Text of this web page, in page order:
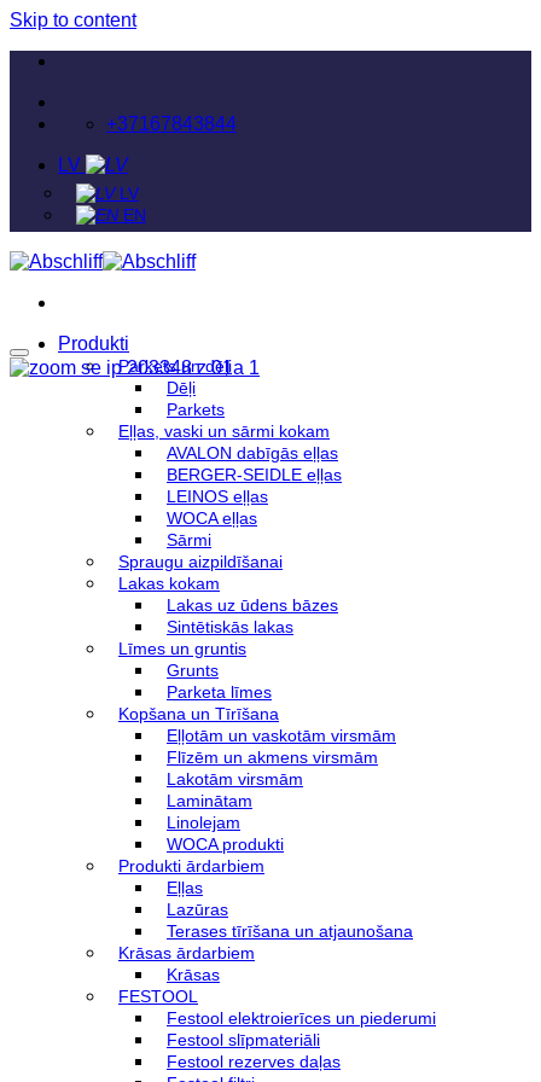
Skip to content
+37167843844
LV
LV
EN
Produkti
Parkets un dēļi
Dēļi
Parkets
Eļļas, vaski un sārmi kokam
AVALON dabīgās eļļas
BERGER-SEIDLE eļļas
LEINOS eļļas
WOCA eļļas
Sārmi
Spraugu aizpildīšanai
Lakas kokam
Lakas uz ūdens bāzes
Sintētiskās lakas
Līmes un gruntis
Grunts
Parketa līmes
Kopšana un Tīrīšana
Eļļotām un vaskotām virsmām
Flīzēm un akmens virsmām
Lakotām virsmām
Laminātam
Linolejam
WOCA produkti
Produkti ārdarbiem
Eļļas
Lazūras
Terases tīrīšana un atjaunošana
Krāsas ārdarbiem
Krāsas
FESTOOL
Festool elektroierīces un piederumi
Festool slīpmateriāli
Festool rezerves daļas